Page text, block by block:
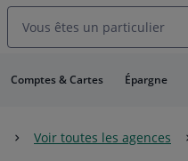
Vous êtes un particulier
Comptes & Cartes Épargne
Voir toutes les agences